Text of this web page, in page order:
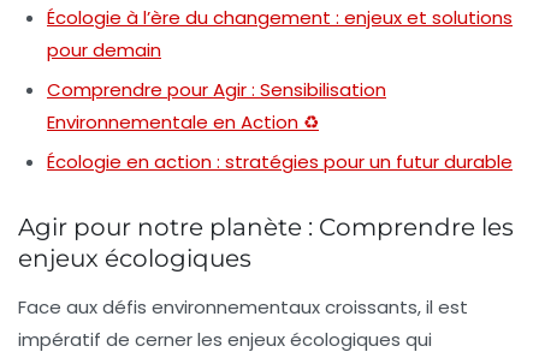
Écologie à l’ère du changement : enjeux et solutions
pour demain
Comprendre pour Agir : Sensibilisation
Environnementale en Action ♻️
Écologie en action : stratégies pour un futur durable
Agir pour notre planète : Comprendre les
enjeux écologiques
Face auxdéfis environnementauxcroissants, il est
impératif de cerner les enjeux écologiques qui